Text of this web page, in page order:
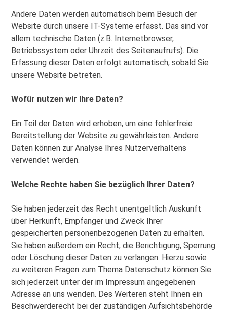
Andere Daten werden automatisch beim Besuch der
Website durch unsere IT-Systeme erfasst. Das sind vor
allem technische Daten (z.B. Internetbrowser,
Betriebssystem oder Uhrzeit des Seitenaufrufs). Die
Erfassung dieser Daten erfolgt automatisch, sobald Sie
unsere Website betreten.
Wofür nutzen wir Ihre Daten?
Ein Teil der Daten wird erhoben, um eine fehlerfreie
Bereitstellung der Website zu gewährleisten. Andere
Daten können zur Analyse Ihres Nutzerverhaltens
verwendet werden.
Welche Rechte haben Sie bezüglich Ihrer Daten?
Sie haben jederzeit das Recht unentgeltlich Auskunft
über Herkunft, Empfänger und Zweck Ihrer
gespeicherten personenbezogenen Daten zu erhalten.
Sie haben außerdem ein Recht, die Berichtigung, Sperrung
oder Löschung dieser Daten zu verlangen. Hierzu sowie
zu weiteren Fragen zum Thema Datenschutz können Sie
sich jederzeit unter der im Impressum angegebenen
Adresse an uns wenden. Des Weiteren steht Ihnen ein
Beschwerderecht bei der zuständigen Aufsichtsbehörde